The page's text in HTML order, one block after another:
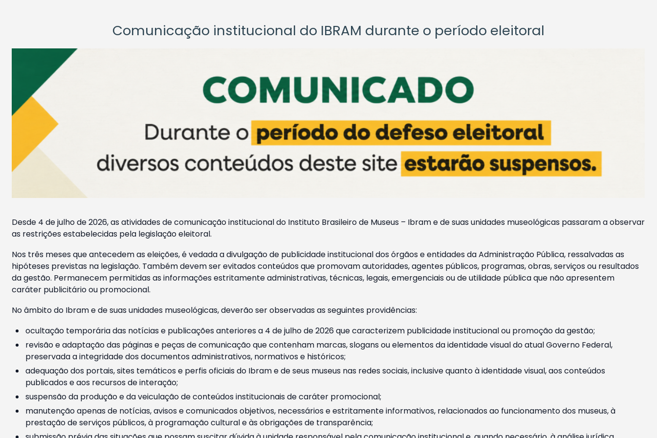
Comunicação institucional do IBRAM durante o período eleitoral
Desde 4 de julho de 2026, as atividades de comunicação institucional do Instituto Brasileiro de Museus – Ibram e de suas unidades museológicas passaram a observar
as restrições estabelecidas pela legislação eleitoral.
Nos três meses que antecedem as eleições, é vedada a divulgação de publicidade institucional dos órgãos e entidades da Administração Pública, ressalvadas as
hipóteses previstas na legislação. Também devem ser evitados conteúdos que promovam autoridades, agentes públicos, programas, obras, serviços ou resultados
da gestão. Permanecem permitidas as informações estritamente administrativas, técnicas, legais, emergenciais ou de utilidade pública que não apresentem
caráter publicitário ou promocional.
No âmbito do Ibram e de suas unidades museológicas, deverão ser observadas as seguintes providências:
ocultação temporária das notícias e publicações anteriores a 4 de julho de 2026 que caracterizem publicidade institucional ou promoção da gestão;
revisão e adaptação das páginas e peças de comunicação que contenham marcas, slogans ou elementos da identidade visual do atual Governo Federal,
preservada a integridade dos documentos administrativos, normativos e históricos;
adequação dos portais, sites temáticos e perfis oficiais do Ibram e de seus museus nas redes sociais, inclusive quanto à identidade visual, aos conteúdos
publicados e aos recursos de interação;
suspensão da produção e da veiculação de conteúdos institucionais de caráter promocional;
manutenção apenas de notícias, avisos e comunicados objetivos, necessários e estritamente informativos, relacionados ao funcionamento dos museus, à
prestação de serviços públicos, à programação cultural e às obrigações de transparência;